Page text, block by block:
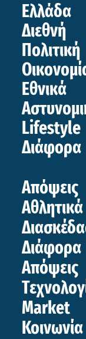
Ελλάδα
Διεθνή
Πολιτική
Εθνικά
Lifestyle
Διάφορα
Απόψεις
Αθλητικά
Διάφορα
Απόψεις
Market
Κοινωνία